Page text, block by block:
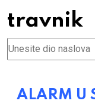
travnik
Unesite dio naslova
ALARM U